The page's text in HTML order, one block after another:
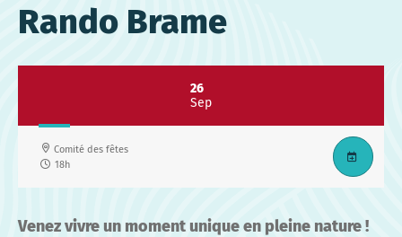
Rando Brame
26
Sep
Comité des fêtes
18h
Venez vivre un moment unique en pleine nature !